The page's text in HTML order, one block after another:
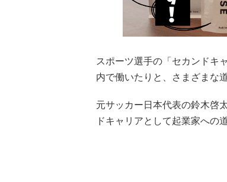
スポーツ選手の「セカンドキ
内で働いたりと、さまざまな
元サッカー日本代表の鈴木啓
ドキャリアとして起業家への